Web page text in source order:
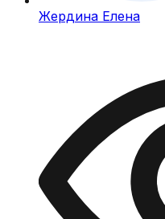
Жердина Елена